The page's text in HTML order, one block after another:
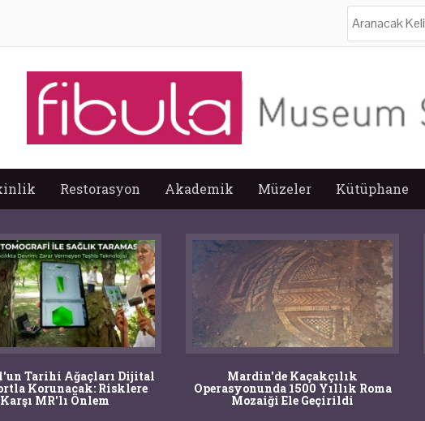
Restorasyon Akademik Müzeler Kütüphane
Tarihi Ağaçları Dijital
Korunacak: Risklere
Karşı MR'lı Önlem
Mardin'de Kaçakçılık
Operasyonunda 1500 Yıllık Roma
Mozaiği Ele Geçirildi